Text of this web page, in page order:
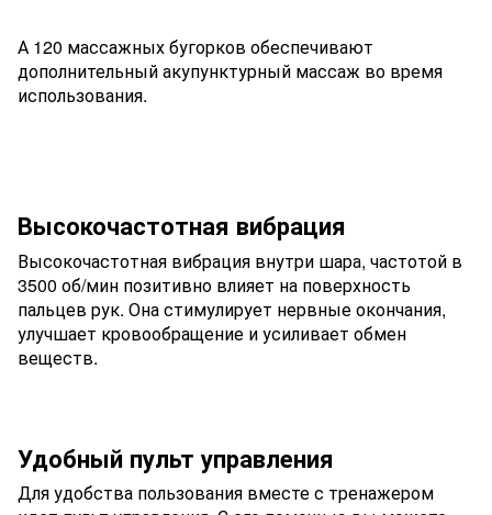
А 120 массажных бугорков обеспечивают
дополнительный акупунктурный массаж во время
использования.
Высокочастотная вибрация
Высокочастотная вибрация внутри шара, частотой в
3500 об/мин позитивно влияет на поверхность
пальцев рук. Она стимулирует нервные окончания,
улучшает кровообращение и усиливает обмен
веществ.
Удобный пульт управления
Для удобства пользования вместе с тренажером